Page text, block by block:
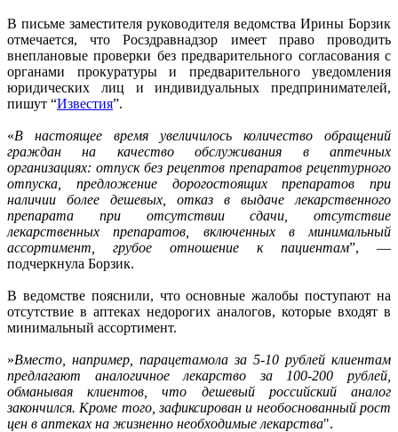
В письме заместителя руководителя ведомства Ирины Борзик
отмечается, что Росздравнадзор имеет право проводить
внеплановые проверки без предварительного согласования с
органами прокуратуры и предварительного уведомления
юридических лиц и индивидуальных предпринимателей,
пишут “Известия”.
«В настоящее время увеличилось количество обращений
граждан на качество обслуживания в аптечных
организациях: отпуск без рецептов препаратов рецептурного
отпуска, предложение дорогостоящих препаратов при
наличии более дешевых, отказ в выдаче лекарственного
препарата при отсутствии сдачи, отсутствие
лекарственных препаратов, включенных в минимальный
ассортимент, грубое отношение к пациентам”, —
подчеркнула Борзик.
В ведомстве пояснили, что основные жалобы поступают на
отсутствие в аптеках недорогих аналогов, которые входят в
минимальный ассортимент.
»Вместо, например, парацетамола за 5-10 рублей клиентам
предлагают аналогичное лекарство за 100-200 рублей,
обманывая клиентов, что дешевый российский аналог
закончился. Кроме того, зафиксирован и необоснованный рост
цен в аптеках на жизненно необходимые лекарства".